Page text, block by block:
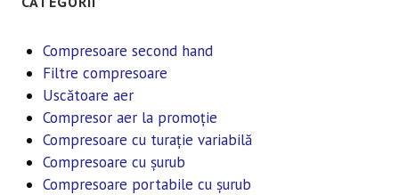
Compresoare second hand
Filtre compresoare
Uscătoare aer
Compresor aer la promoție
Compresoare cu turație variabilă
Compresoare cu șurub
Compresoare portabile cu șurub